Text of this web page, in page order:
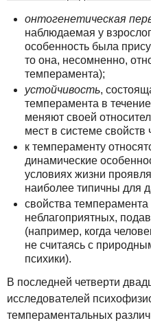
онтогенетическая
наблюдаемая у
особенность была
то она, несомненно,
темперамента);
устойчивость,
темперамента в
меняют своей
мест в системе свойств
к темпераменту
динамические
условиях жизни
наиболее типичны для
свойства
неблагоприятных,
(например, когда
не считаясь с
психики).
В последней четверти
исследователей
темпераментальных